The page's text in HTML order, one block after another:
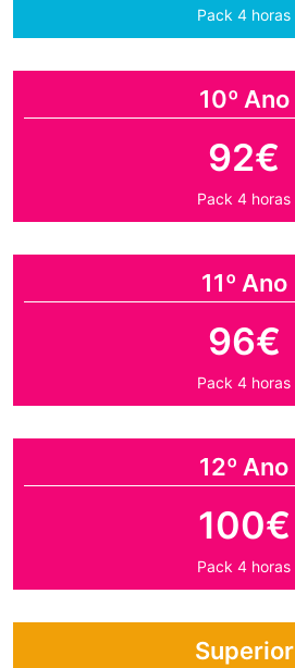
Pack 4 horas
10º Ano
92€
Pack 4 horas
11º Ano
96€
Pack 4 horas
12º Ano
100€
Pack 4 horas
Superior